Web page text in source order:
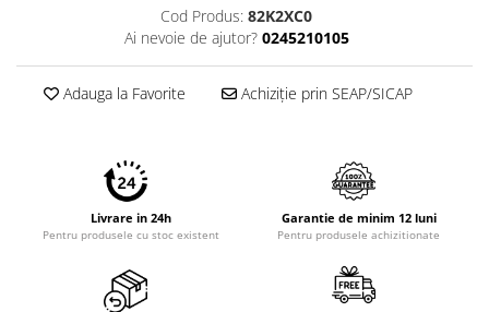
Laptop-uri 2 in 1
Piese si accesorii
Accesorii Printing
Cod Produs: 82K2XC0
Ai nevoie de ajutor? 0245210105
Adauga la Favorite Achiziție prin SEAP/SICAP
Livrare in 24h
Pentru produsele cu stoc existent
Garantie de minim 12 luni
Pentru produsele achizitionate